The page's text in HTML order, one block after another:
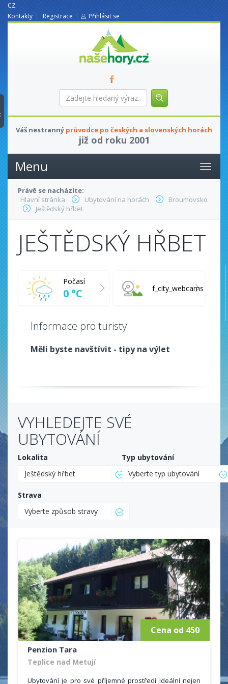
CZ
Kontakty
Registrace Přihlásit se
nasehory.cz
Zadejte
hledaný
Váš nestranný průvodce po českých a slovenských horách
již od roku 2001
Menu
Právě se nacházíte:
Hlavní stránka
Ubytování na horách
Broumovsko
Ještědský hřbet
JEŠTĚDSKÝ HŘBET
Počasí
0 °C f_city_webcams
Informace pro turisty
Měli byste navštívit - tipy na výlet
VYHLEDEJTE SVÉ
UBYTOVÁNÍ
Lokalita
Ještědský hřbet
Typ ubytování
Vyberte typ ubytování
Strava
Vyberte způsob stravy
Cena od 450
Penzion Tara
Teplice nad Metují
Ubytování je pro své příjemné prostředí ideální nejen